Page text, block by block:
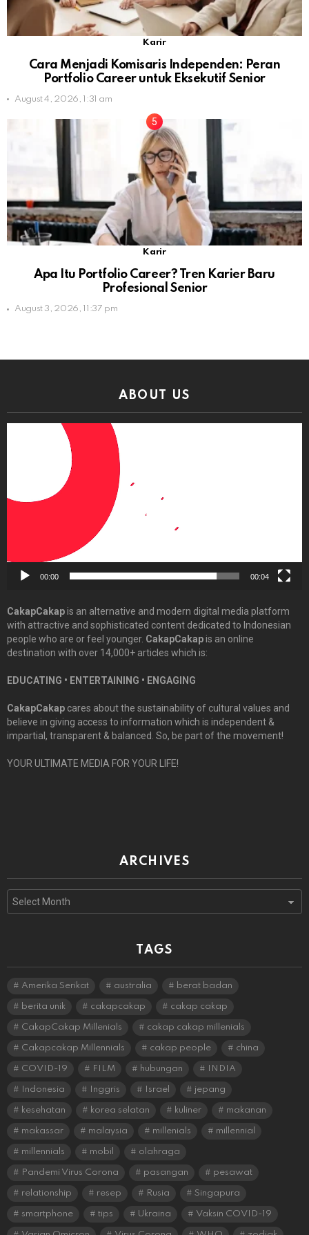
Karir
Cara Menjadi Komisaris Independen: Peran
Portfolio Career untuk Eksekutif Senior
August 4, 2026, 1:31 am
Karir
Apa Itu Portfolio Career? Tren Karier Baru
Profesional Senior
August 3, 2026, 11:37 pm
ABOUT US
00:00 00:04
CakapCakapis an alternative and modern digital media platform
with attractive and sophisticated content dedicated to Indonesian
people who are or feel younger. CakapCakapis an online
destination with over 14,000+ articles which is:
EDUCATING • ENTERTAINING • ENGAGING
CakapCakap cares about the sustainability of cultural values and
believe in giving access to information which is independent &
impartial, transparent & balanced. So, be part of the movement!
YOUR ULTIMATE MEDIA FOR YOUR LIFE!
ARCHIVES
TAGS
Amerika Serikat australia berat badan
berita unik cakapcakap cakap cakap
CakapCakap Millenials cakap cakap millenials
Cakapcakap Millennials cakap people china
COVID-19 FILM hubungan INDIA
Indonesia Inggris Israel jepang
kesehatan korea selatan kuliner makanan
makassar malaysia millenials millennial
millennials mobil olahraga
Pandemi Virus Corona pasangan pesawat
relationship resep Rusia Singapura
smartphone tips Ukraina Vaksin COVID-19